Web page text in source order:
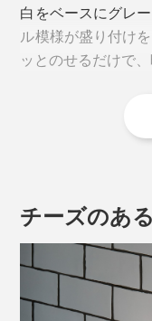
白をベースにグレ
ル模様が盛り付け
ッとのせるだけで、
大勢でシェアする
サイズは横24×縦
のクッション付き
ように見え、テー
のもスムーズ。
チーズのあ